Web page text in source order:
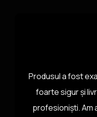
Produsul a fost
foarte sigur și
profesioniști. Am